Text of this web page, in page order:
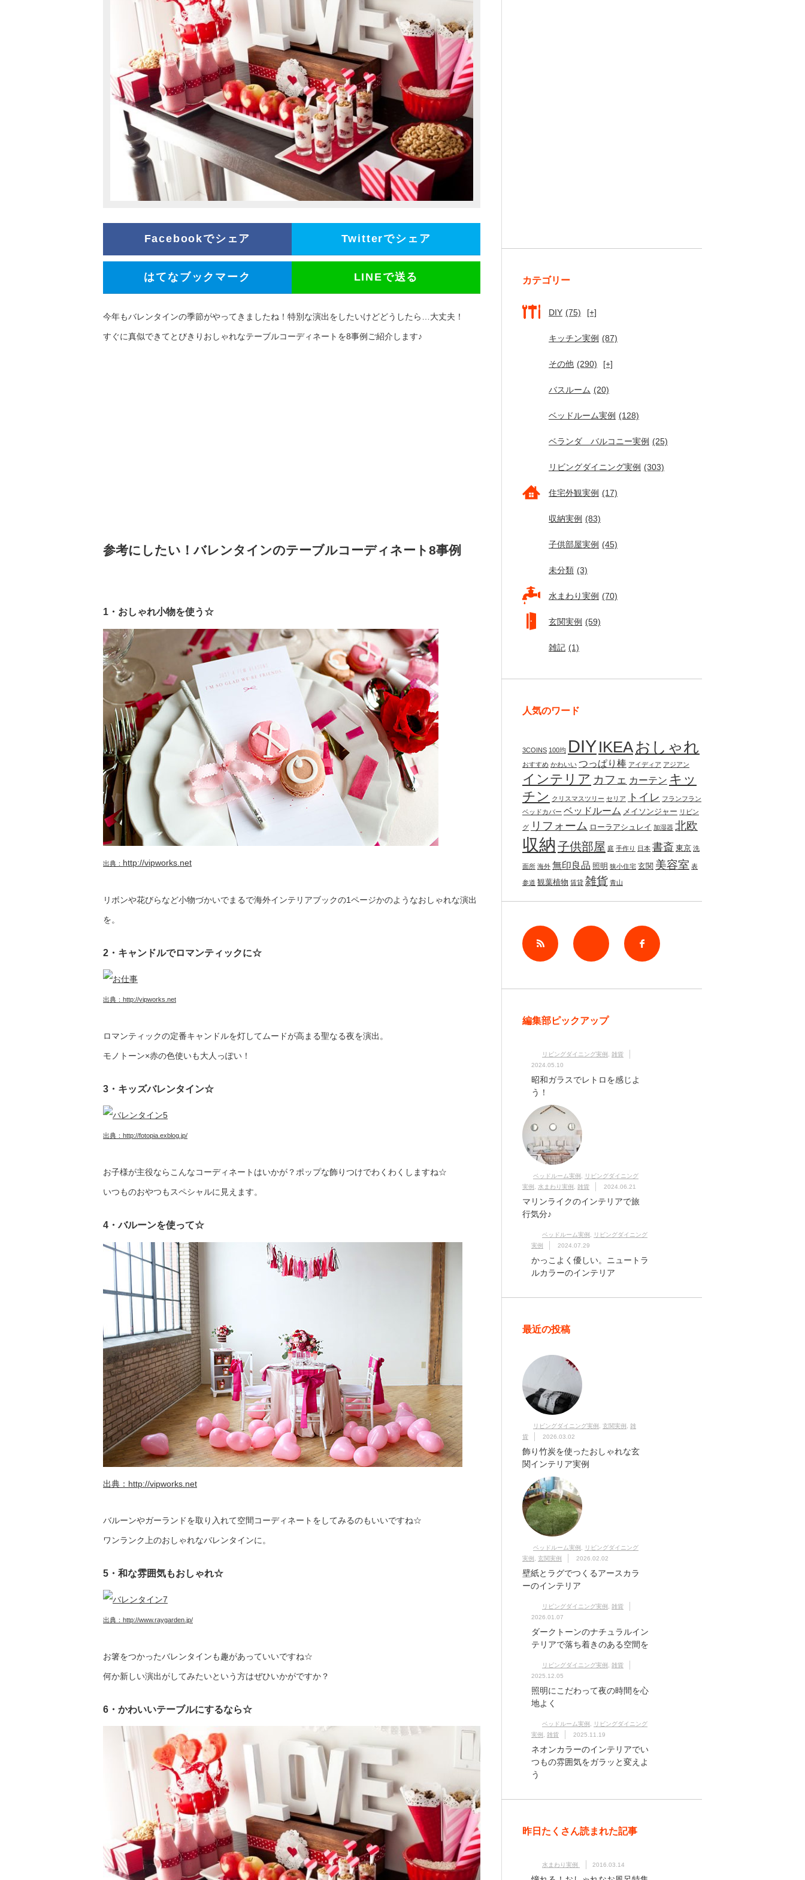
Facebookでシェア Twitterでシェア
はてなブックマーク LINEで送る
今年もバレンタインの季節がやってきましたね！特別な演出をしたいけどどうしたら…大丈夫！
すぐに真似できてとびきりおしゃれなテーブルコーディネートを8事例ご紹介します♪
参考にしたい！バレンタインのテーブルコーディネート8事例
1・おしゃれ小物を使う☆
出典： http://vipworks.net
リボンや花びらなど小物づかいでまるで海外インテリアブックの1ページかのようなおしゃれな演出
を。
2・キャンドルでロマンティックに☆
出典： http://vipworks.net
ロマンティックの定番キャンドルを灯してムードが高まる聖なる夜を演出。
モノトーン×赤の色使いも大人っぽい！
3・キッズバレンタイン☆
出典： http://fotopia.exblog.jp/
お子様が主役ならこんなコーディネートはいかが？ポップな飾りつけでわくわくしますね☆
いつものおやつもスペシャルに見えます。
4・バルーンを使って☆
出典： http://vipworks.net
バルーンやガーランドを取り入れて空間コーディネートをしてみるのもいいですね☆
ワンランク上のおしゃれなバレンタインに。
5・和な雰囲気もおしゃれ☆
出典： http://www.raygarden.jp/
お箸をつかったバレンタインも趣があっていいですね☆
何か新しい演出がしてみたいという方はぜひいかがですか？
6・かわいいテーブルにするなら☆
カテゴリー
DIY (75) [+]
キッチン実例 (87)
その他 (290) [+]
バスルーム (20)
ベッドルーム実例 (128)
ベランダ バルコニー実例 (25)
リビングダイニング実例 (303)
住宅外観実例 (17)
収納実例 (83)
子供部屋実例 (45)
未分類 (3)
水まわり実例 (70)
玄関実例 (59)
雑記 (1)
人気のワード
3COINS 100均 DIYIKEAおしゃれ
おすすめ かわいい つっぱり棒 アイディア アジアン
インテリア カフェ カーテン キッ
チン クリスマスツリー セリア トイレ フランフラン
ベッドカバー ベッドルーム メイソンジャー リビン
グ リフォーム ローラアシュレイ 加湿器 北欧
収納 子供部屋 庭 手作り 日本 書斎 東京 洗
面所 海外 無印良品 照明 狭小住宅 玄関 美容室 表
参道 観葉植物 賃貸 雑貨 青山
Twitter
編集部ピックアップ
リビングダイニング実例
雑貨
2024.05.10
昭和ガラスでレトロを感じよ
う！
ベッドルーム実例
リビングダイニング
実例
水まわり実例 雑貨 2024.06.21
マリンライクのインテリアで旅
行気分♪
ベッドルーム実例
リビングダイニング
実例
2024.07.29
かっこよく優しい。ニュートラ
ルカラーのインテリア
最近の投稿
リビングダイニング実例 玄関実例
雑
貨
2026.03.02
飾り竹炭を使ったおしゃれな玄
関インテリア実例
ベッドルーム実例
リビングダイニング
実例
玄関実例 2026.02.02
壁紙とラグでつくるアースカラ
ーのインテリア
リビングダイニング実例
雑貨
2026.01.07
ダークトーンのナチュラルイン
テリアで落ち着きのある空間を
リビングダイニング実例
雑貨
2025.12.05
照明にこだわって夜の時間を心
地よく
ベッドルーム実例
リビングダイニング
実例
雑貨 2025.11.19
ネオンカラーのインテリアでい
つもの雰囲気をガラッと変えよ
う
昨日たくさん読まれた記事
水まわり実例 2016.03.14